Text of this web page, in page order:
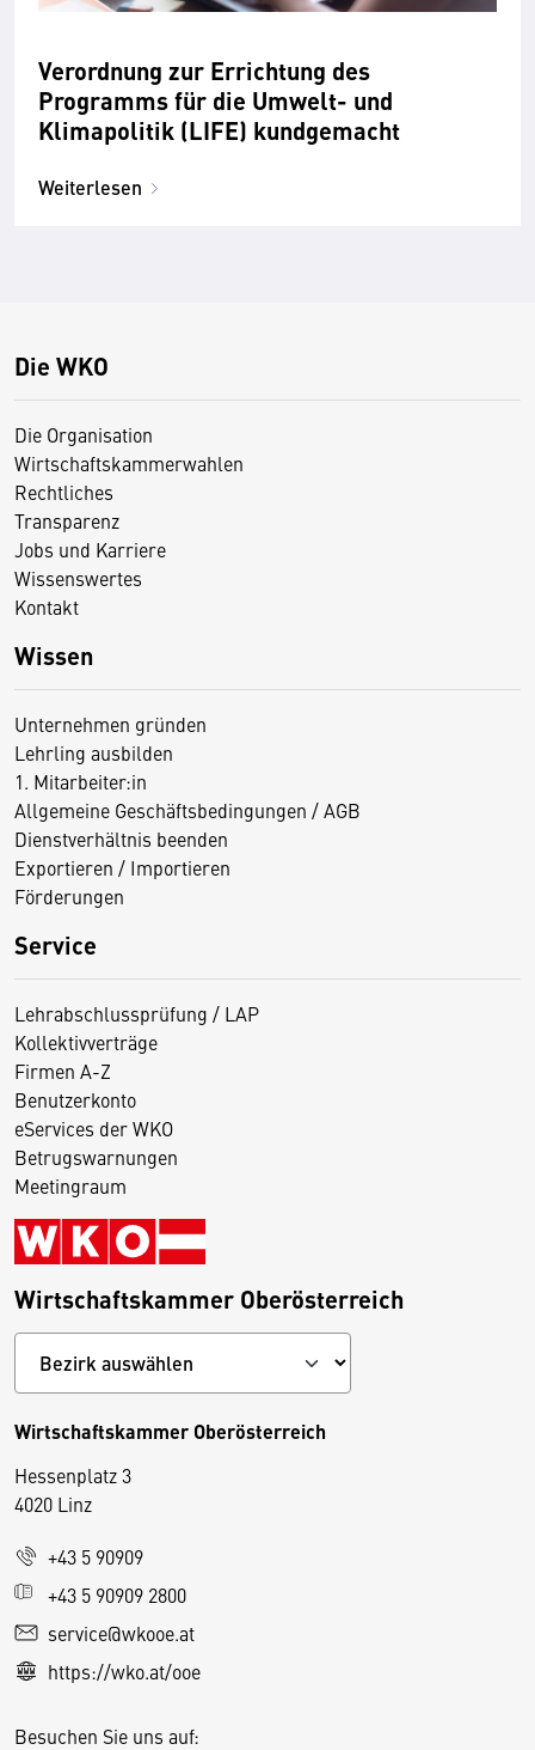
Verordnung zur Errichtung des
Programms für die Umwelt- und
Klimapolitik (LIFE) kundgemacht
Weiterlesen
Die WKO
Die Organisation
Wirtschaftskammerwahlen
Rechtliches
Transparenz
Jobs und Karriere
Wissenswertes
Kontakt
Wissen
Unternehmen gründen
Lehrling ausbilden
1. Mitarbeiter:in
Allgemeine Geschäftsbedingungen / AGB
Dienstverhältnis beenden
Exportieren / Importieren
Förderungen
Service
Lehrabschlussprüfung / LAP
Kollektivverträge
Firmen A-Z
Benutzerkonto
eServices der WKO
Betrugswarnungen
Meetingraum
Wirtschaftskammer Oberösterreich
Wirtschaftskammer Oberösterreich
Hessenplatz 3
4020 Linz
+43 5 90909
+43 5 90909 2800
service@wkooe.at
https://wko.at/ooe
Besuchen Sie uns auf:
D
e
s
S